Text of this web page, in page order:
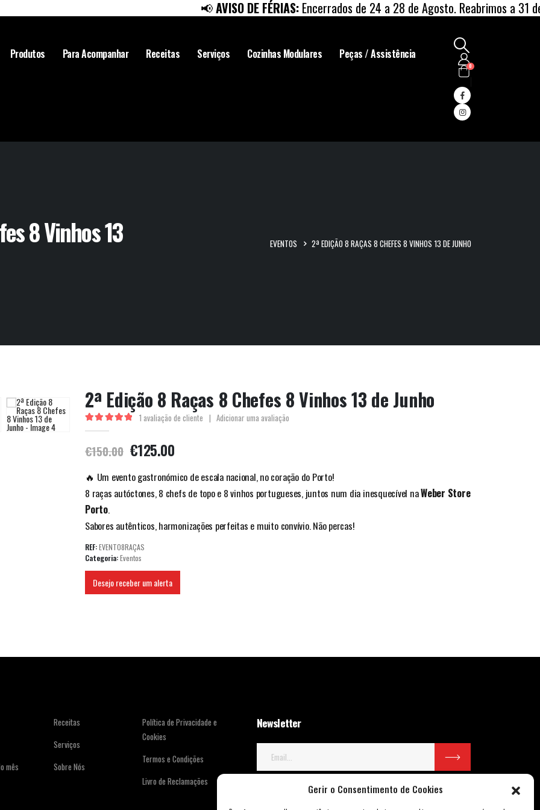
Gerir o Consentimento de Cookies
AVISO DE FÉRIAS:Encerrados de 24 a 28 de Agosto. Reabrimos a 31 de
Produtos Para Acompanhar Receitas Serviços Cozinhas Modulares Peças / Assistência
0
8 Vinhos 13 EVENTOS 2ª EDIÇÃO 8 RAÇAS 8 CHEFES 8 VINHOS 13 DE JUNHO
2ª Edição 8 Raças 8 Chefes 8 Vinhos 13 de Junho
1 avaliação de cliente | Adicionar uma avaliação
€150.00 €125.00
🔥 Um evento gastronómico de escala nacional, no coração do Porto!
8 raças autóctones, 8 chefs de topo e 8 vinhos portugueses, juntos num dia inesquecível naWeber Store
Porto.
Sabores autênticos, harmonizações perfeitas e muito convívio. Não percas!
REF:EVENTO8RAÇAS
Categoria:Eventos
Desejo receber um alerta
mês
Receitas
Serviços
Sobre Nós
Política de Privacidade e
Cookies
Termos e Condições
Livro de Reclamações
Newsletter